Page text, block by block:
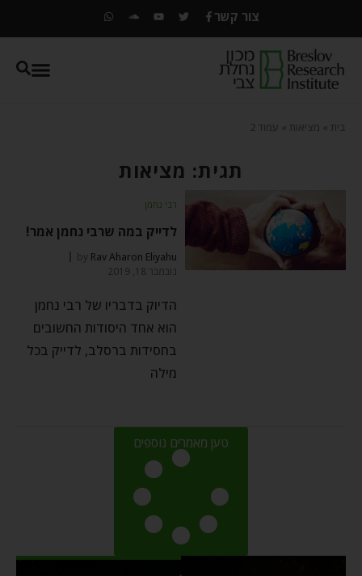
צור קשר
בית מציאות עמוד 2
תגית: מציאות
רבי נחמן
לדייק במה שרבי נחמן אמר!
by Rav Aharon Eliyahu
נובמבר 18, 2019
הדיוק בדבריו של רבי נחמן
הוא אחד היסודות החשובים
בחסידות ברסלב, לדייק בכל
מילה
טען מאמרים נוספים